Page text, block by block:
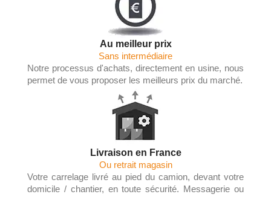
Au meilleur prix
Sans intermédiaire
Notre processus d'achats, directement en usine, nous
permet de vous proposer les meilleurs prix du marché.
Livraison en France
Ou retrait magasin
Votre carrelage livré au pied du camion, devant votre
domicile / chantier, en toute sécurité. Messagerie ou